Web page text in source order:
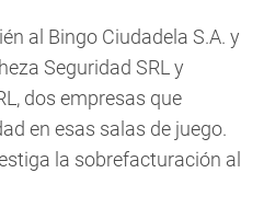
al Bingo Ciudadela S.A. y
Seguridad SRL y
dos empresas que
en esas salas de juego.
la sobrefacturación al